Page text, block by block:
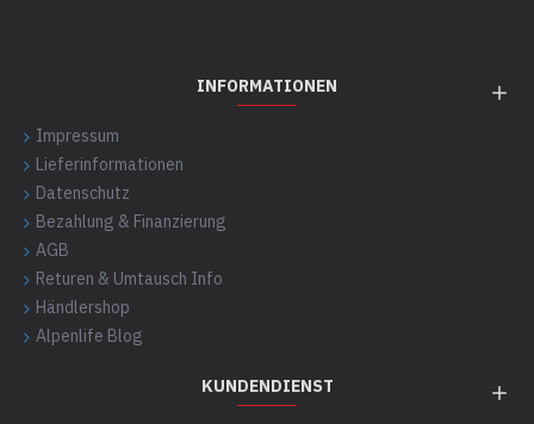
INFORMATIONEN
Impressum
Lieferinformationen
Datenschutz
Bezahlung & Finanzierung
AGB
Returen & Umtausch Info
Händlershop
Alpenlife Blog
KUNDENDIENST